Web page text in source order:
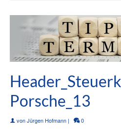
Porsche_13
vonJürgen Hofmann | 0